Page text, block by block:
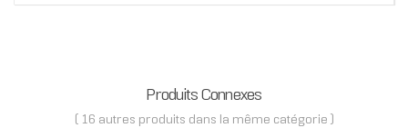
Produits Connexes
( 16 autres produits dans la même catégorie )